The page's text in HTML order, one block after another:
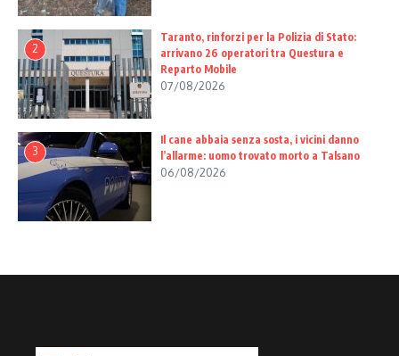
2
Taranto, rinforzi per la Polizia di Stato:
arrivano 26 operatori tra Questura e
Reparto Mobile
07/08/2026
3
Il cane abbaia senza sosta, i vicini danno
l’allarme: uomo trovato morto a Talsano
06/08/2026